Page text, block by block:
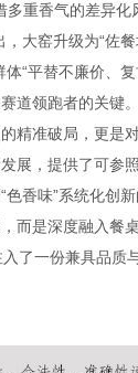
多重香气的差异
大窑升级为“佐
“平替不廉价、
道领跑者的关键
精准破局，更是
展，提供了可参
色香味”系统化创
而是深度融入餐
了一份兼具品